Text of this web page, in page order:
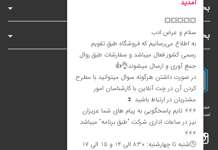
بخش‌های فروشگاه
بخش‌های سایت
اینستاگرام